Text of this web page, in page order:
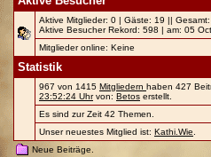
Aktive Mitglieder: 0 | Gäste: 19 ||
Aktive Besucher Rekord: 598 | am: 05
Mitglieder online: Keine
Statistik
967 von 1415 Mitgliedern haben 427
23:52:24 Uhrvon: Betos erstellt.
Es sind zur Zeit 42 Themen.
Unser neuestes Mitglied ist: Kathi.Wie
Neue Beiträge.